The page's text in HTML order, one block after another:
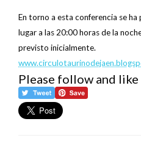
En torno a esta conferencia se
lugar a las 20:00 horas de la
previsto inicialmente.
Please follow and like